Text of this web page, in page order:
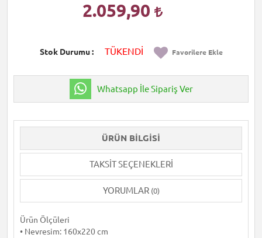
2.059,90
Stok Durumu TÜKENDİ Favorilere Ekle
Whatsapp İle Sipariş Ver
ÜRÜN BILGISI
TAKSIT SEÇENEKLERI
YORUMLAR (0)
Ürün Ölçüleri
• Nevresim: 160x220 cm